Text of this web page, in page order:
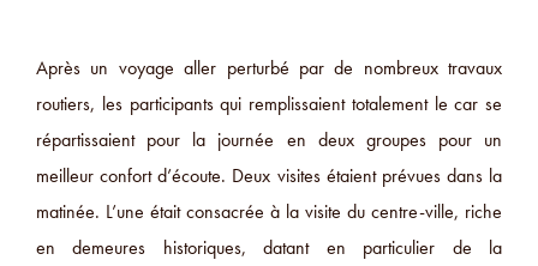
Après un voyage aller perturbé par de nombreux travaux
routiers, les participants qui remplissaient totalement le car se
répartissaient pour la journée en deux groupes pour un
meilleur confort d’écoute. Deux visites étaient prévues dans la
matinée. L’une était consacrée à la visite du centre-ville, riche
en demeures historiques, datant en particulier de la